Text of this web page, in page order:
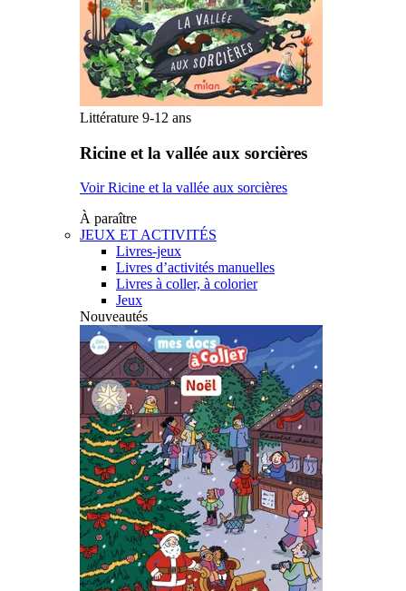
Littérature 9-12 ans
Ricine et la vallée aux sorcières
Voir Ricine et la vallée aux sorcières
À paraître
JEUX ET ACTIVITÉS
Livres-jeux
Livres d’activités manuelles
Livres à coller, à colorier
Jeux
Nouveautés